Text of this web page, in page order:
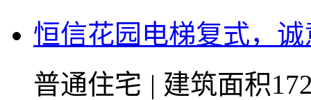
恒信花园电梯复式，
普通住宅 | 建筑面积